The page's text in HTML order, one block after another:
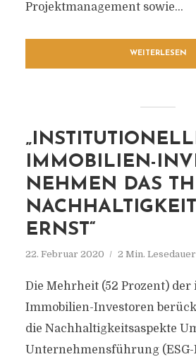
Projektmanagement sowie...
WEITERLESEN
IMMOBILIEN-
NEHMEN DAS
ERNST“
22. Februar 2020 2 Min. Lesedauer
Die Mehrheit (52 Prozent)
Immobilien-Investoren
die Nachhaltigkeitsaspekte
Unternehmensführung